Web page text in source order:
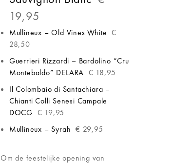
19,95
Mullineux – Old Vines White €
28,50
Guerrieri Rizzardi – Bardolino “Cru
Montebaldo” DELARA € 18,95
Il Colombaio di Santachiara –
Chianti Colli Senesi Campale
DOCG € 19,95
Mullineux – Syrah € 29,95
Om de feestelijke opening van